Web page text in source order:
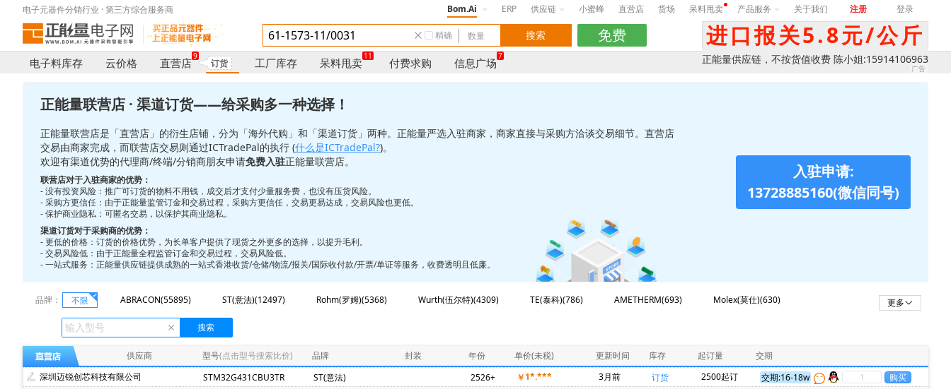
电子元器件分销行业 · 第三方综合服务商 Bom.Ai ERP 供应链 小蜜蜂 直营店 货场 呆料甩卖 产品服务 关于我们 注册 登录
精确 进口报关5.8元/公斤
正能量供应链，不按货值收费 陈小姐:15914106963
电子料库存 云价格 直营店
9
订货 工厂库存 呆料甩卖
11
付费求购 信息广场
7
正能量联营店 · 渠道订货——给采购多一种选择！
正能量联营店是「直营店」的衍生店铺，分为「海外代购」和「渠道订货」两种。正能量严选入驻商家，商家直接与采购方洽谈交易细节。直营店
交易由商家完成，而联营店交易则通过ICTradePal的执行 (什么是ICTradePal?)。
欢迎有渠道优势的代理商/终端/分销商朋友申请免费入驻正能量联营店。
联营店对于入驻商家的优势：
- 没有投资风险：推广可订货的物料不用钱，成交后才支付少量服务费，也没有压货风险。
- 采购方更信任：由于正能量监管订金和交易过程，采购方更信任，交易更易达成，交易风险也更低。
- 保护商业隐私：可匿名交易，以保护其商业隐私。
渠道订货对于采购商的优势：
- 更低的价格：订货的价格优势，为长单客户提供了现货之外更多的选择，以提升毛利。
- 交易风险低：由于正能量全程监管订金和交易过程，交易风险低。
- 一站式服务：正能量供应链提供成熟的一站式香港收货/仓储/物流/报关/国际收付款/开票/单证等服务，收费透明且低廉。
入驻申请:
13728885160(微信同号)
品牌： 不限 ABRACON(55895) ST(意法)(12497) Rohm(罗姆)(5368) Wurth(伍尔特)(4309) TE(泰科)(786) AMETHERM(693)
Molex(莫仕)(630)
Ecliptek(507)
TOSHIBA(东芝)(400)
XLSEMI(芯龙)(185)
Renesas(瑞萨)(162)
Mindmotion(灵动微)(71)
JST(日压)(70) Cyntec(乾坤)(69) TDK(东电化)(67) Maxim(美信)(57) SIT(芯力特)(54) RockChip(瑞芯微)(52)
Allwinner(全志)(51)
Infineon(英飞凌)(49)
Hisilicon(海思)(40) Cachip(锦锐)(36) Microchip(微芯)(35) OMRON(欧姆龙)(35)
XHSC(小华)(35)
更多
供应商 型号(点击型号搜索比价) 品牌 封装 年份 单价(未税) 更新时间 库存 起订量
交期
深圳迈锐创芯科技有限公司
STM32G431CBU3TR ST(意法) 2526+ ￥1*.*** 3月前 订货 2500起订
交期:16-18w